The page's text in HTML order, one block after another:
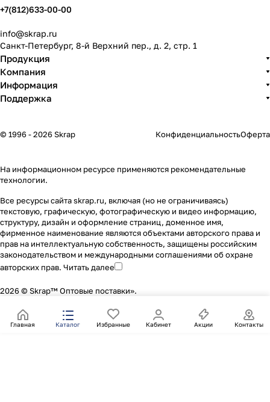
+7(812)633-00-00
info@skrap.ru
Санкт-Петербург, 8-й Верхний пер., д. 2, стр. 1
Продукция
Компания
Информация
Поддержка
© 1996 - 2026 Skrap КонфиденциальностьОферта
На информационном ресурсе применяются рекомендательные
технологии.
Все ресурсы сайта skrap.ru, включая (но не ограничиваясь)
текстовую, графическую, фотографическую и видео информацию,
структуру, дизайн и оформление страниц, доменное имя,
фирменное наименование являются объектами авторского права и
прав на интеллектуальную собственность, защищены российским
законодательством и международными соглашениями об охране
авторских прав. Читать далее
2026 © Skrap™ Оптовые поставки».
Главная Каталог Избранные Кабинет Акции Контакты